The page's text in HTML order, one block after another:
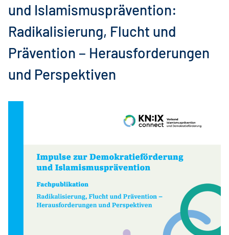
und Islamismusprävention:
Radikalisierung, Flucht und
Prävention − Herausforderungen
und Perspektiven